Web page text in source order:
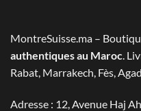
MontreSuisse.ma –
authentiques au Maroc.
Rabat, Marrakech, Fès,
Adresse : 12, Avenue Haj